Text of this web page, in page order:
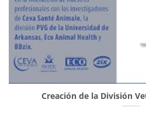
Creación de la División